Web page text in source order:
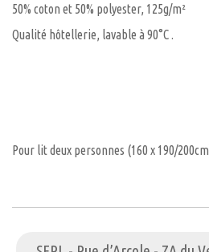
50% coton et 50% polyester, 125g/m²
Qualité hôtellerie, lavable à 90°C .
Pour lit deux personnes (160 x 190/